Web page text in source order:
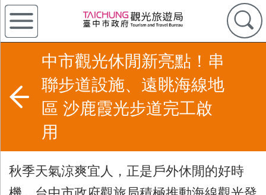
中市觀光休閒新亮點！串
聯步道設施、遠眺海線地
區 沙鹿霞光步道完工啟
用
秋季天氣涼爽宜人，正是戶外休閒的好時